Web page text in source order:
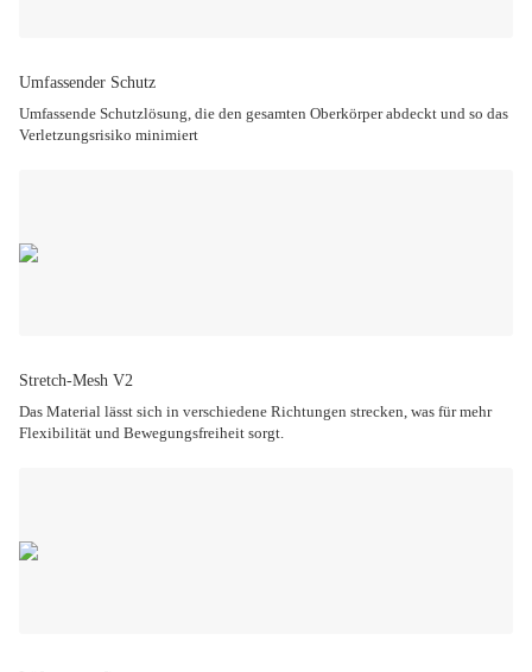
Umfassender Schutz
Umfassende Schutzlösung, die den gesamten Oberkörper abdeckt und so das
Verletzungsrisiko minimiert
Stretch-Mesh V2
Das Material lässt sich in verschiedene Richtungen strecken, was für mehr
Flexibilität und Bewegungsfreiheit sorgt.